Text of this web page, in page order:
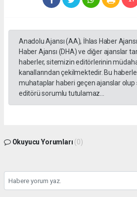
Anadolu Ajansı (AA), İhlas Haber
Haber Ajansı (DHA) ve diğer ajanslar
haberler, sitemizin editörlerinin
kanallarından çekilmektedir. Bu
muhataplar haberi geçen ajanslar
editörü sorumlu tutulamaz...
Okuyucu Yorumları (0)